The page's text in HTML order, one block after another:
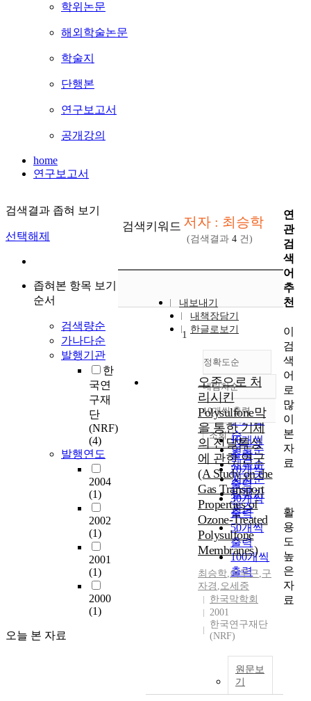
학위논문
해외학술논문
학술지
단행본
연구보고서
공개강의
home
연구보고서
검색결과 좁혀 보기
선택해제
좁혀본 항목 보기
순서
검색량순
가나다순
발행기관
한
국연
구재
단
(NRF)
(4)
발행연도
2004
(1)
2002
(1)
2001
(1)
2000
(1)
오늘 본 자료
검색키워드 저자 : 최승학
(검색결과 4 건)
내보내기
내책장담기
한글로보기
정확도순
정확도
순
인기도
순
연도순
제목순
저자순
발행기
관순
내림차순
내림차순
10개씩 출력
10개씩
출력
20개씩
출력
30개씩
출력
50개씩
출력
100개씩
출력
조회
1
오존으로 처
리시킨
Polysulfone막
을 통한 기체
의 전달특성
에 관한 연구
(A Study on the
Gas Transport
Properties of
Ozone-Treated
Polysulfone
Membranes)
최승학,이무근,구
자경 ,오세중
한국막학회
2001
한국연구재단
(NRF)
원문보
기
연
관
검
색
어
추
천
이
검
색
어
로
많
이
본
자
료
활
용
도
높
은
자
료